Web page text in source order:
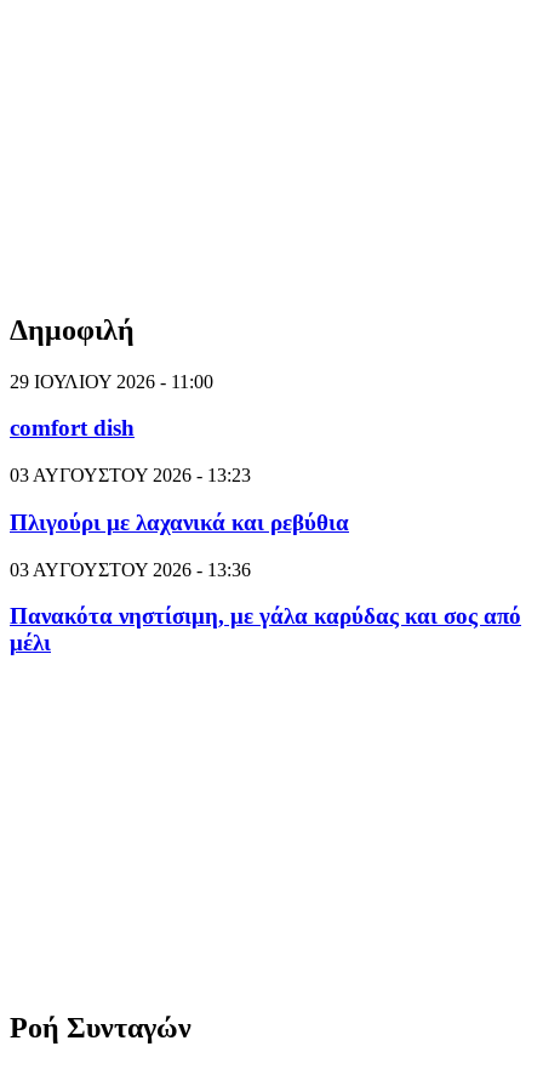
Δημοφιλή
29 ΙΟΥΛΙΟΥ 2026 - 11:00
comfort dish
03 ΑΥΓΟΥΣΤΟΥ 2026 - 13:23
Πλιγούρι με λαχανικά και ρεβύθια
03 ΑΥΓΟΥΣΤΟΥ 2026 - 13:36
Πανακότα νηστίσιμη, με γάλα καρύδας και σος από
μέλι
Ροή Συνταγών